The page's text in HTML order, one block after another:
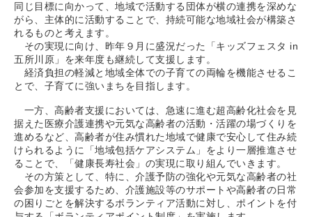
同じ目標に向かって、地域で活動する団体が横の連携を深めな
がら、主体的に活動することで、持続可能な地域社会が構築さ
れるものと考えます。
その実現に向け、昨年９月に盛況だった「キッズフェスタ in
五所川原」を来年度も継続して支援します。
経済負担の軽減と地域全体での子育ての両輪を機能させるこ
とで、子育てに強いまちを目指します。
一方、高齢者支援においては、急速に進む超高齢化社会を見
据えた医療介護連携や元気な高齢者の活動・活躍の場づくりを
進めるなど、高齢者が住み慣れた地域で健康で安心して住み続
けられるように「地域包括ケアシステム」をより一層推進させ
ることで、「健康長寿社会」の実現に取り組んでいきます。
その方策として、特に、介護予防の強化や元気な高齢者の社
会参加を支援するため、介護施設等のサポートや高齢者の日常
の困りごとを解決するボランティア活動に対し、ポイントを付